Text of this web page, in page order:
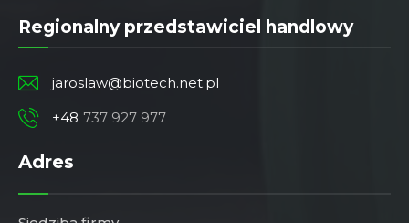
Regionalny przedstawiciel handlowy
jaroslaw@biotech.net.pl
+48 737 927 977
Adres